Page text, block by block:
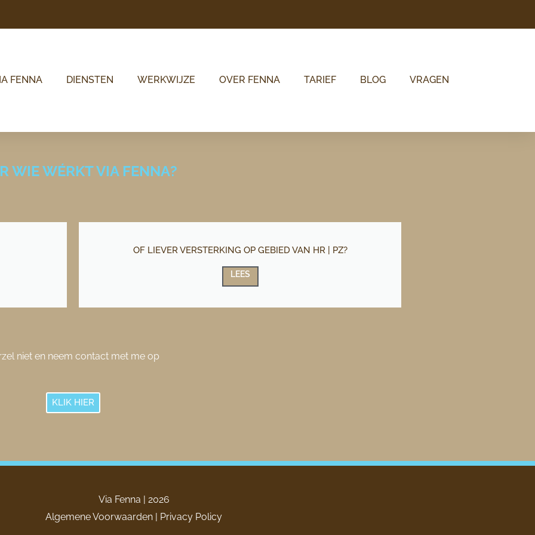
FENNA DIENSTEN WERKWIJZE OVER FENNA TARIEF BLOG VRAGEN
WIE WÉRKT VIA FENNA?
OF LIEVER VERSTERKING OP GEBIED VAN HR | PZ?
LEES
niet en neem contact met me op
KLIK HIER
Via Fenna | 2026
Algemene Voorwaarden
Privacy Policy